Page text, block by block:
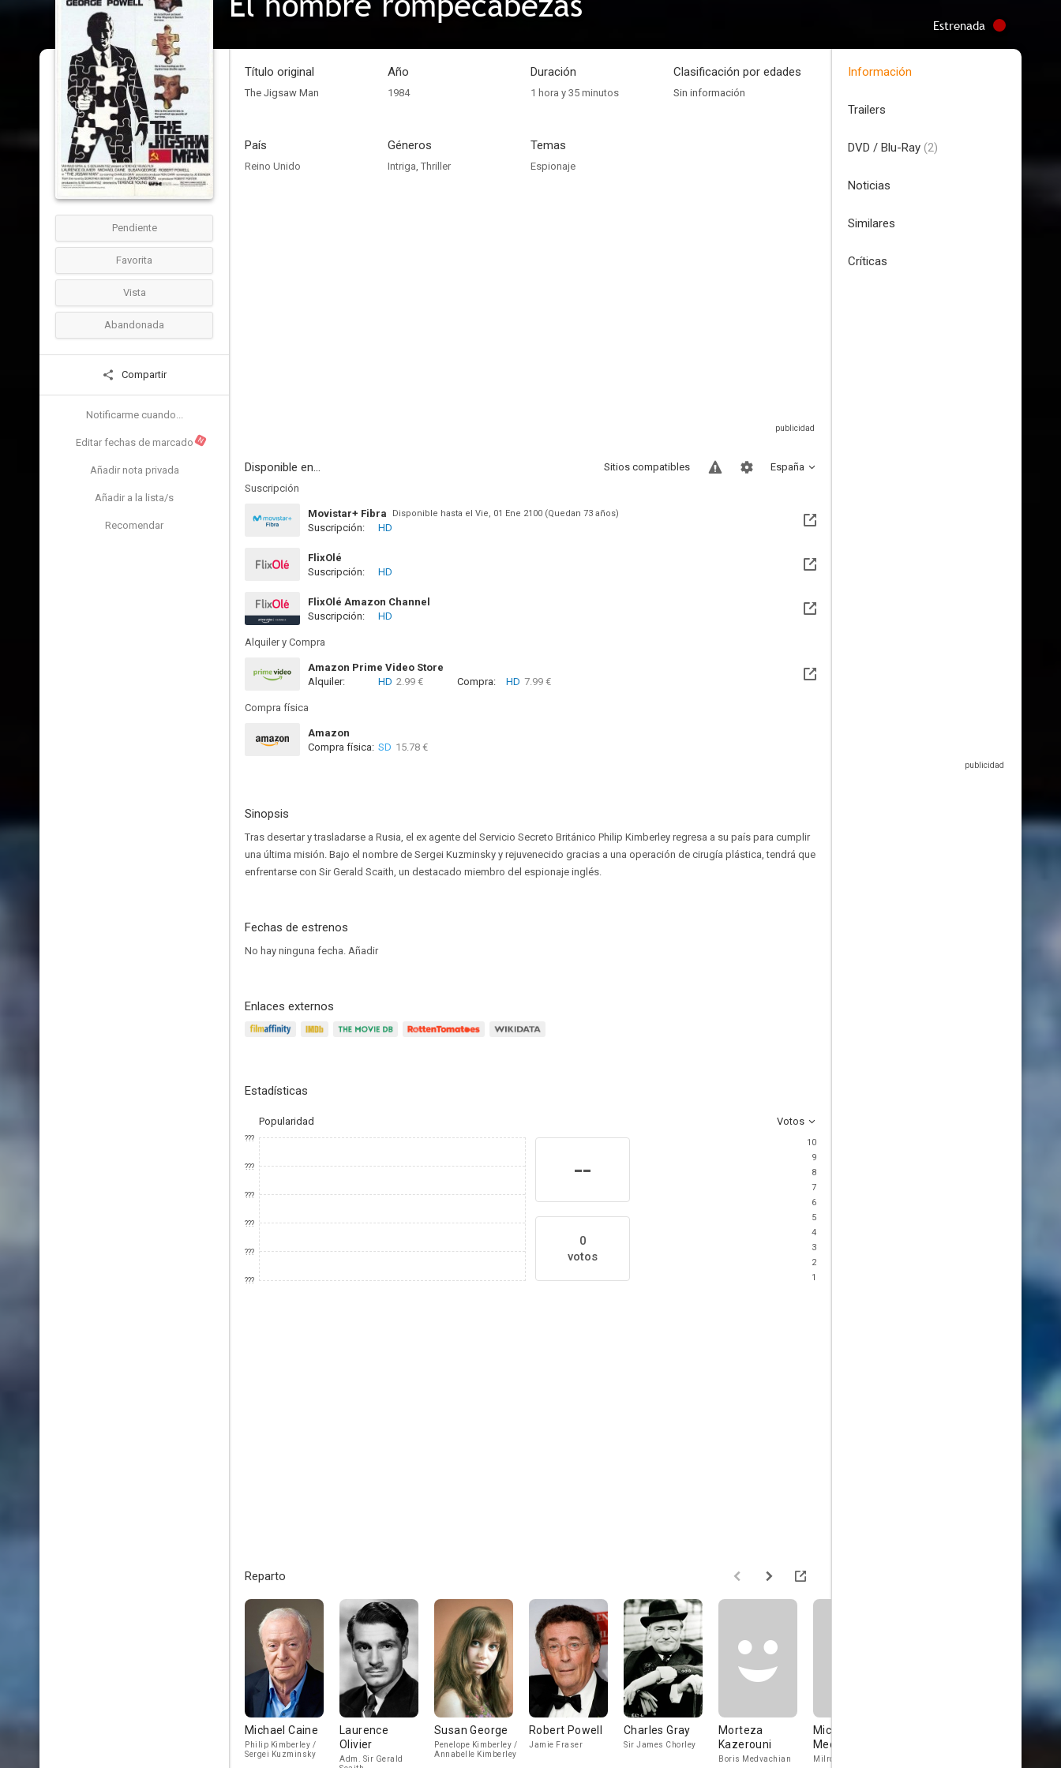
Estrenada
Pendiente
Favorita
Vista
Abandonada
Compartir
Notificarme cuando...
Editar fechas de marcado N
Añadir nota privada
Añadir a la lista/s
Recomendar
Título original
The Jigsaw Man
Año
1984
Duración
1 hora y 35 minutos
Clasificación por edades
Sin información
País
Reino Unido
Géneros
Intriga, Thriller
Temas
Espionaje
Disponible en... España
Sitios compatibles
Suscripción
Movistar+ Fibra Disponible hasta el Vie, 01 Ene 2100 (Quedan 73 años)
Suscripción: HD
FlixOlé
Suscripción:
HD
FlixOlé Amazon Channel
Suscripción:
HD
Alquiler y Compra
Amazon Prime Video Store
Alquiler:
HD 2.99 € Compra: HD 7.99 €
Compra física
Amazon
Compra física: SD 15.78 €
Sinopsis
Tras desertar y trasladarse a Rusia, el ex agente del Servicio Secreto Británico Philip Kimberley regresa a su país para cumplir
una última misión. Bajo el nombre de Sergei Kuzminsky y rejuvenecido gracias a una operación de cirugía plástica, tendrá que
enfrentarse con Sir Gerald Scaith, un destacado miembro del espionaje inglés.
Fechas de estrenos
No hay ninguna fecha. Añadir
Enlaces externos
Estadísticas
Popularidad Votos
???
???
???
???
???
???
--
0
votos
10
9
8
7
6
5
4
3
2
1
Reparto
Michael Caine
Philip Kimberley /
Sergei Kuzminsky
Laurence
Olivier
Adm. Sir Gerald
Susan George
Penelope Kimberley /
Annabelle Kimberley
Robert Powell
Jamie Fraser
Charles Gray
Sir James Chorley
Morteza
Kazerouni
Boris Medvachian
Michael
Medwin
Milroy
Sabine
Información
Trailers
DVD / Blu-Ray (2)
Noticias
Similares
Críticas